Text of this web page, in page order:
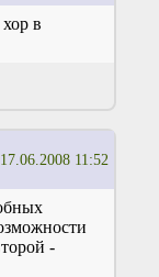
в
17.06.2008 11:52
-